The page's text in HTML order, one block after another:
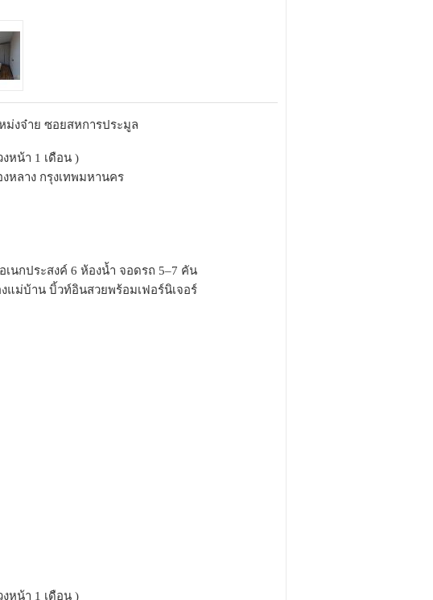
ม่งจ๋าย ซอยสหการประมูล
หน้า 1 เดือน )
หลาง กรุงเทพมหานคร
เนกประสงค์ 6 ห้องน้ำ จอดรถ 5–7 คัน
แม่บ้าน บิ้วท์อินสวยพร้อมเฟอร์นิเจอร์
หน้า 1 เดือน )